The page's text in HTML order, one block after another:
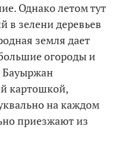
Однако летом тут
в зелени деревьев
земля дает
огороды и
Бауыржан
картошкой,
на каждом
приезжают из